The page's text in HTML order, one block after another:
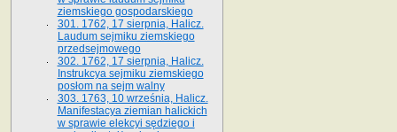
ziemskiego gospodarskiego
301. 1762, 17 sierpnia, Halicz.
Laudum sejmiku ziemskiego
przedsejmowego
302. 1762, 17 sierpnia, Halicz.
Instrukcya sejmiku ziemskiego
posłom na sejm walny
303. 1763, 10 września, Halicz.
Manifestacya ziemian halickich
w sprawie elekcyi sędziego i